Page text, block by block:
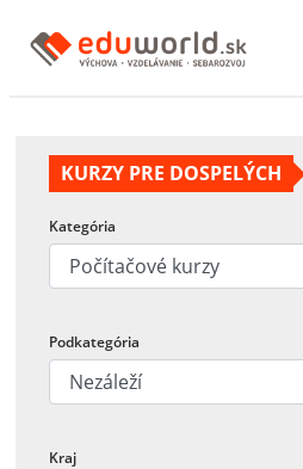
KURZY PRE DOSPELÝCH
Kategória
Podkategória
Kraj